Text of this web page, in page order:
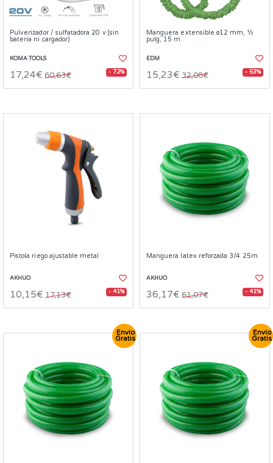
Pulverizador / sulfatadora 20 v (sin
batería ni cargador)
KOMA TOOLS
17,24€ 60,63€ - 72%
Manguera extensible ø12 mm, ½
pulg, 15 m
EDM
15,23€ 32,08€ - 53%
Pistola riego ajustable metal
AKHUO
10,15€ 17,13€ - 41%
Manguera latex reforzada 3/4 25m
AKHUO
36,17€ 61,07€ - 41%
Envío
Gratis
Envío
Gratis